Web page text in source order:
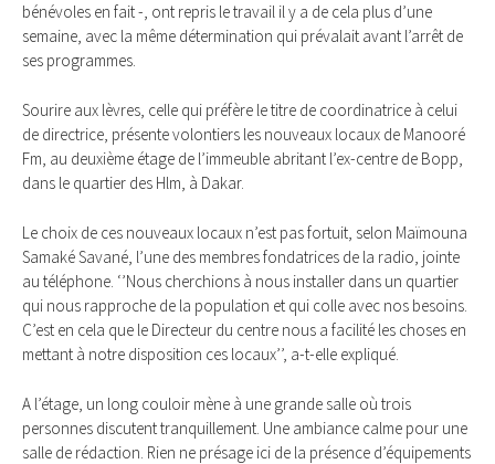
bénévoles en fait -, ont repris le travail il y a de cela plus d’une
semaine, avec la même détermination qui prévalait avant l’arrêt de
ses programmes.
Sourire aux lèvres, celle qui préfère le titre de coordinatrice à celui
de directrice, présente volontiers les nouveaux locaux de Manooré
Fm, au deuxième étage de l’immeuble abritant l’ex-centre de Bopp,
dans le quartier des Hlm, à Dakar.
Le choix de ces nouveaux locaux n’est pas fortuit, selon Maïmouna
Samaké Savané, l’une des membres fondatrices de la radio, jointe
au téléphone. ‘’Nous cherchions à nous installer dans un quartier
qui nous rapproche de la population et qui colle avec nos besoins.
C’est en cela que le Directeur du centre nous a facilité les choses en
mettant à notre disposition ces locaux’’, a-t-elle expliqué.
A l’étage, un long couloir mène à une grande salle où trois
personnes discutent tranquillement. Une ambiance calme pour une
salle de rédaction. Rien ne présage ici de la présence d’équipements